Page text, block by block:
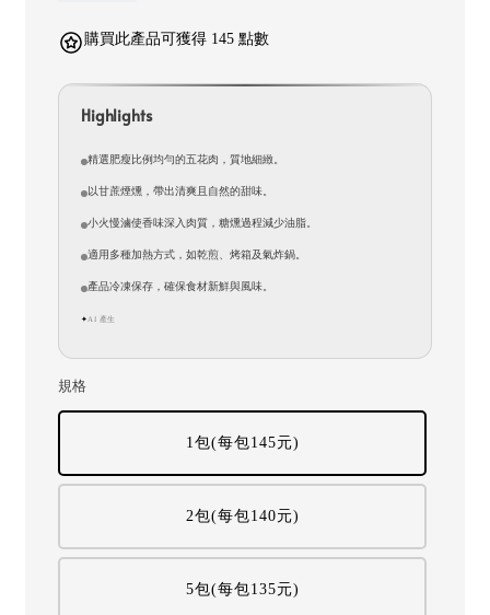
購買此產品可獲得 145 點數
Highlights
精選肥瘦比例均勻的五花肉，質地細緻。
以甘蔗煙燻，帶出清爽且自然的甜味。
小火慢滷使香味深入肉質，糖燻過程減少油脂。
適用多種加熱方式，如乾煎、烤箱及氣炸鍋。
產品冷凍保存，確保食材新鮮與風味。
✦AI 產生
規格
1包(每包145元)
2包(每包140元)
5包(每包135元)